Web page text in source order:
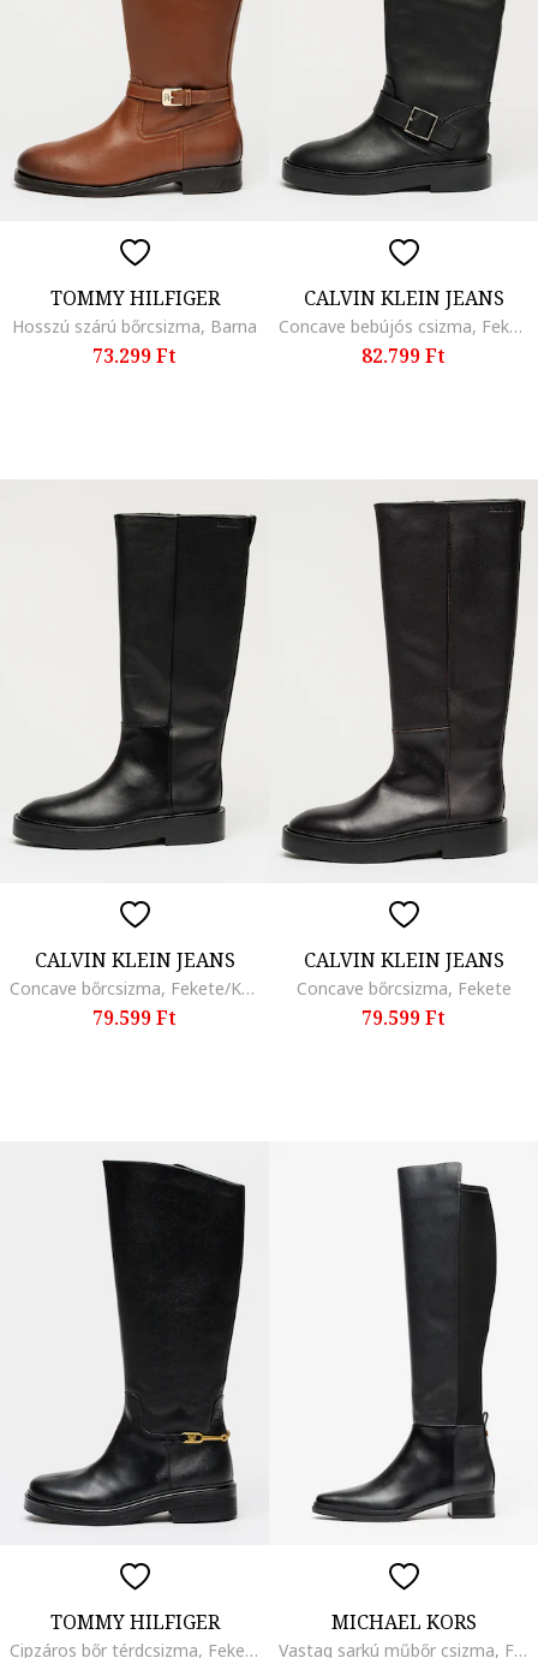
TOMMY HILFIGER
Hosszú szárú bőrcsizma, Barna
73.299 Ft
CALVIN KLEIN JEANS
Concave bebújós csizma, Fekete
82.799 Ft
CALVIN KLEIN JEANS
Concave bőrcsizma, Fekete/Koptatott fekete
79.599 Ft
CALVIN KLEIN JEANS
Concave bőrcsizma, Fekete
79.599 Ft
TOMMY HILFIGER
Cipzáros bőr térdcsizma, Fekete
MICHAEL KORS
Vastag sarkú műbőr csizma, Fekete